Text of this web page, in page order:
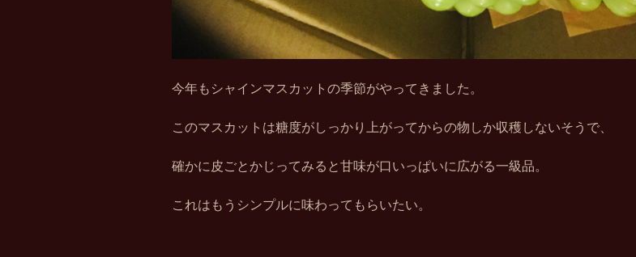
今年もシャインマスカットの季節がやってきました。
このマスカットは糖度がしっかり上がってからの物しか収穫しないそうで、
確かに皮ごとかじってみると甘味が口いっぱいに広がる一級品。
これはもうシンプルに味わってもらいたい。